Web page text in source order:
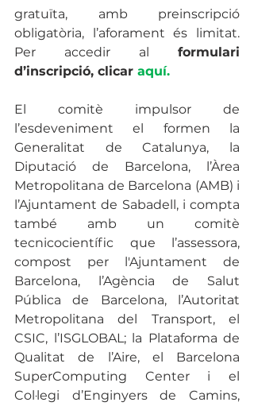
gratuïta, amb preinscripció
obligatòria, l’aforament és limitat.
Per accedir al formulari
d’inscripció, clicar aquí.
El comitè impulsor de
l’esdeveniment el formen la
Generalitat de Catalunya, la
Diputació de Barcelona, l’Àrea
Metropolitana de Barcelona (AMB) i
l’Ajuntament de Sabadell, i compta
també amb un comitè
tecnicocientífic que l’assessora,
compost per l'Ajuntament de
Barcelona, l’Agència de Salut
Pública de Barcelona, l’Autoritat
Metropolitana del Transport, el
CSIC, l’ISGLOBAL; la Plataforma de
Qualitat de l’Aire, el Barcelona
SuperComputing Center i el
Col·legi d’Enginyers de Camins,